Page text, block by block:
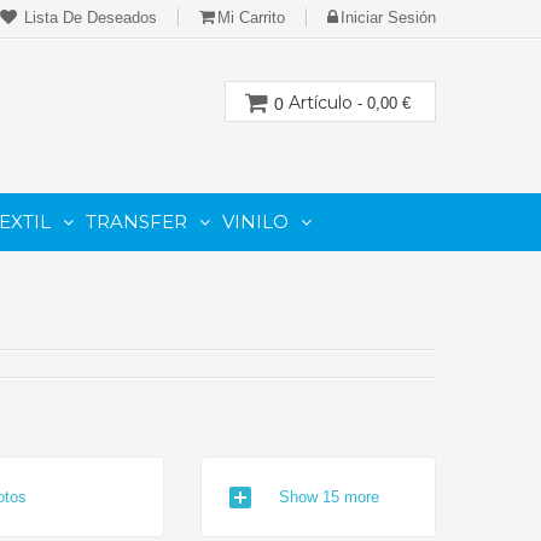
Lista De Deseados Mi Carrito Iniciar Sesión
Artículo - 0,00 €
0
TRANSFER VINILO
add_box Show 15 more